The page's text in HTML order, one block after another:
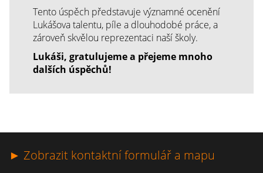
Tento úspěch představuje významné ocenění
Lukášova talentu, píle a dlouhodobé práce, a
zároveň skvělou reprezentaci naší školy.
Lukáši, gratulujeme a přejeme mnoho
dalších úspěchů!
► Zobrazit kontaktní formulář a mapu